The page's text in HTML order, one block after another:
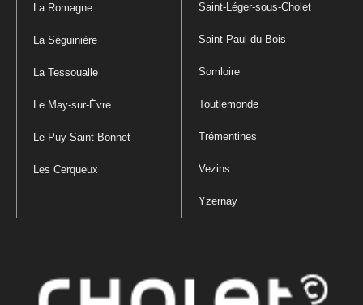
La Romagne
La Séguinière
La Tessoualle
Le May-sur-Èvre
Le Puy-Saint-Bonnet
Les Cerqueux
Saint-Léger-sous-Cholet
Saint-Paul-du-Bois
Somloire
Toutlemonde
Trémentines
Vezins
Yzernay